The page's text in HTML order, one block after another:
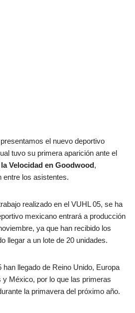
el nuevo deportivo
tuvo su primera aparición ante el
Velocidad en Goodwood,
entre los asistentes.
realizado en el VUHL 05, se ha
mexicano entrará a producción
ya que han recibido los
llegar a un lote de 20 unidades.
han llegado de Reino Unido, Europa
México, por lo que las primeras
la primavera del próximo año.